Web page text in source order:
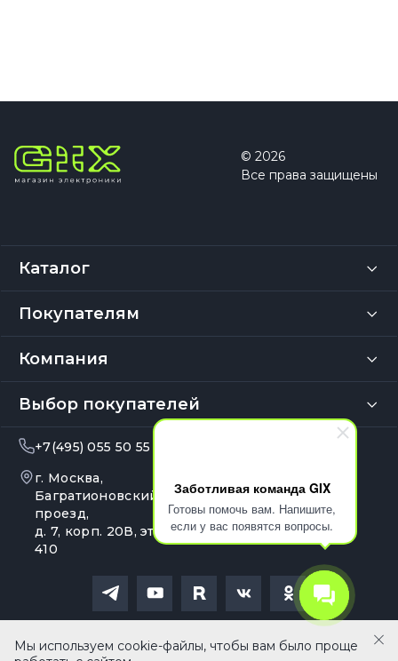
Заботливая команда GIX
Готовы помочь вам. Напишите,
если у вас появятся вопросы.
© 2026
Все права защищены
Каталог
Покупателям
Компания
Выбор покупателей
+7(495) 055 50 55
г. Москва,
Багратионовский
проезд,
д. 7, корп. 20В, эт. 4, оф.
410
Ежедневно
Сайт носит сугубо информационный характер и не является
Политика обработки персональных данных
Мы используем cookie-файлы, чтобы вам было проще